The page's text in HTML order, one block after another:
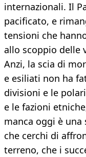
internazionali. Il
pacificato, e
tensioni che
allo scoppio delle
Anzi, la scia di
e esiliati non ha
divisioni e le
e le fazioni
manca oggi è
che cerchi di
terreno, che i